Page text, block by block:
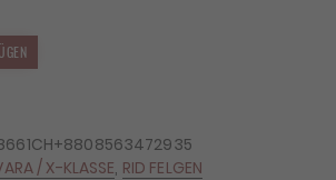
/ X-KLASSE, RID FELGEN